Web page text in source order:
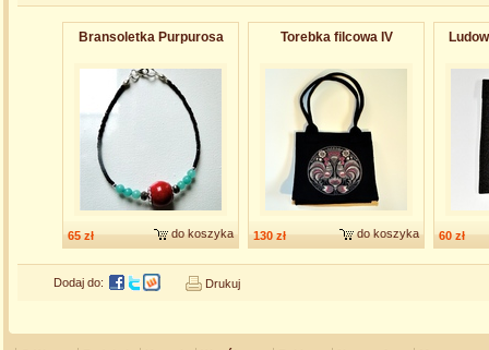
Bransoletka Purpurosa
65 zł do koszyka
Torebka filcowa IV
130 zł do koszyka 60 zł
Dodaj do: Drukuj